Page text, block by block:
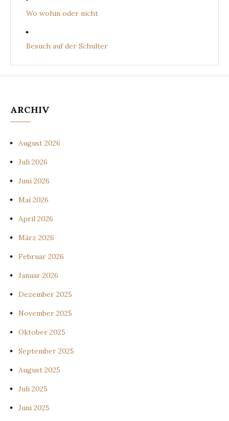
Wo wohin oder nicht
Besuch auf der Schulter
ARCHIV
August 2026
Juli 2026
Juni 2026
Mai 2026
April 2026
März 2026
Februar 2026
Januar 2026
Dezember 2025
November 2025
Oktober 2025
September 2025
August 2025
Juli 2025
Juni 2025